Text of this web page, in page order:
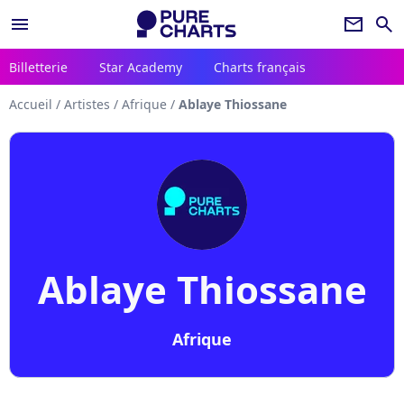
menu newsletter search
Billetterie Star Academy Charts français
Accueil / Artistes / Afrique / Ablaye Thiossane
Ablaye Thiossane
Afrique